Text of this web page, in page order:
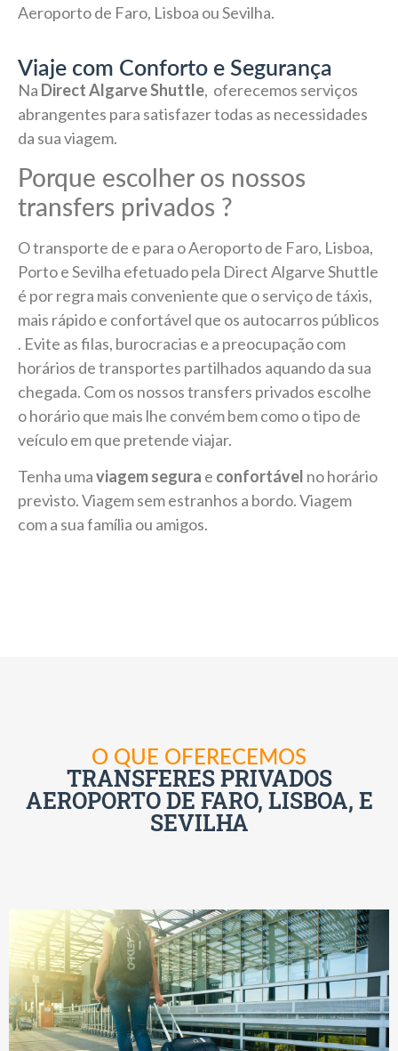
Aeroporto de Faro, Lisboa ou Sevilha.
Viaje com Conforto e Segurança
Na Direct Algarve Shuttle, oferecemos serviços
abrangentes para satisfazer todas as necessidades
da sua viagem.
Porque escolher os nossos
transfers privados ?
O transporte de e para o Aeroporto de Faro, Lisboa,
Porto e Sevilha efetuado pela Direct Algarve Shuttle
é por regra mais conveniente que o serviço de táxis,
mais rápido e confortável que os autocarros públicos
. Evite as filas, burocracias e a preocupação com
horários de transportes partilhados aquando da sua
chegada. Com os nossos transfers privados escolhe
o horário que mais lhe convém bem como o tipo de
veículo em que pretende viajar.
Tenha umaviagem segura e confortável no horário
previsto. Viagem sem estranhos a bordo. Viagem
com a sua família ou amigos.
O QUE OFERECEMOS
TRANSFERES PRIVADOS
AEROPORTO DE FARO, LISBOA, E
SEVILHA